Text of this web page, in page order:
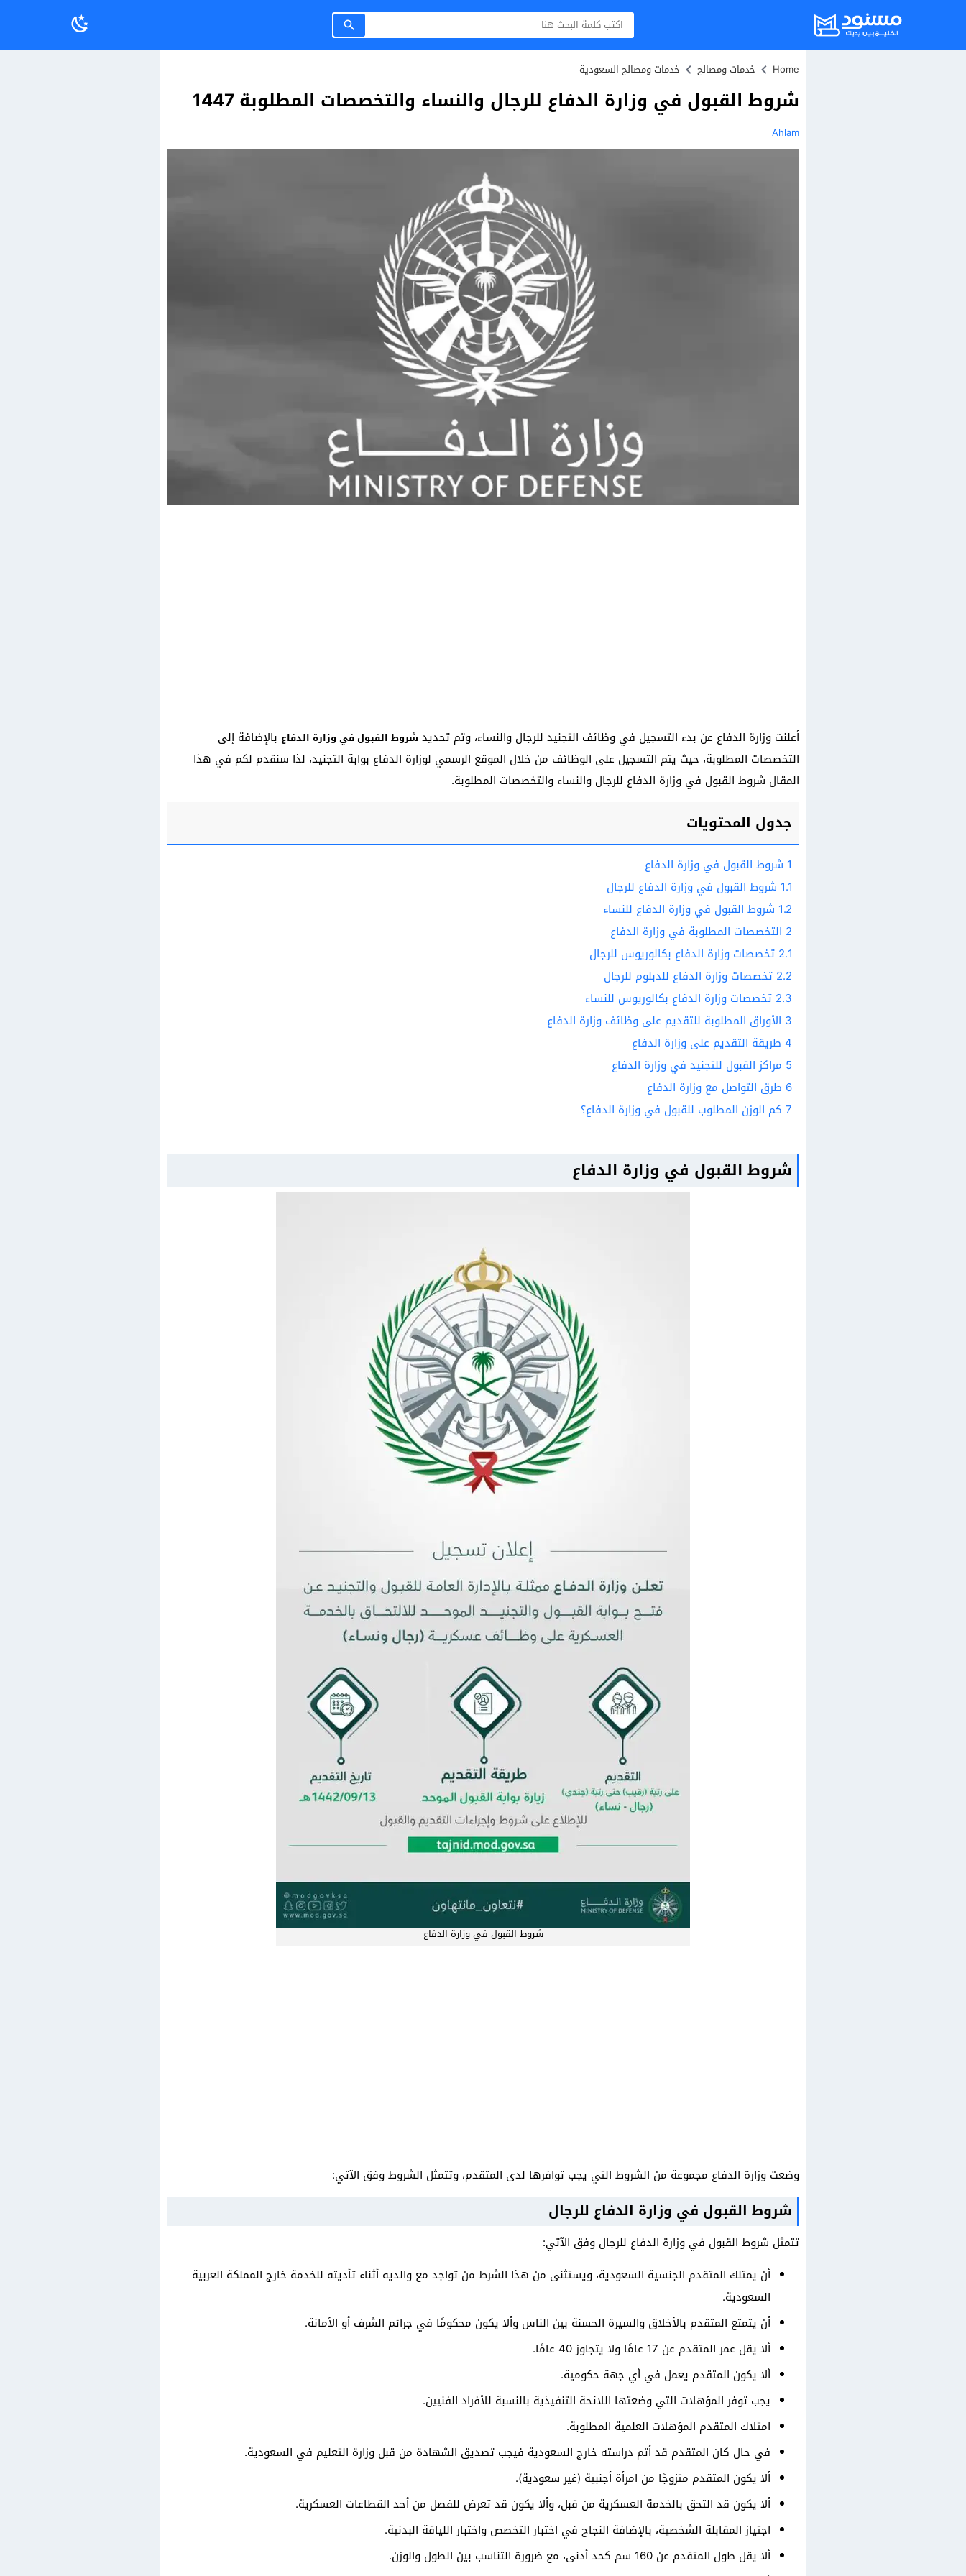
Home خدمات ومصالح خدمات ومصالح السعودية
شروط القبول في وزارة الدفاع للرجال والنساء والتخصصات المطلوبة 1447
Ahlam
أعلنت وزارة الدفاع عن بدء التسجيل في وظائف التجنيد للرجال والنساء، وتم تحديد شروط القبول في وزارة الدفاع بالإضافة إلى
التخصصات المطلوبة، حيث يتم التسجيل على الوظائف من خلال الموقع الرسمي لوزارة الدفاع بوابة التجنيد، لذا سنقدم لكم في هذا
المقال شروط القبول في وزارة الدفاع للرجال والنساء والتخصصات المطلوبة.
جدول المحتويات
1 شروط القبول في وزارة الدفاع
1.1 شروط القبول في وزارة الدفاع للرجال
1.2 شروط القبول في وزارة الدفاع للنساء
2 التخصصات المطلوبة في وزارة الدفاع
2.1 تخصصات وزارة الدفاع بكالوريوس للرجال
2.2 تخصصات وزارة الدفاع للدبلوم للرجال
2.3 تخصصات وزارة الدفاع بكالوريوس للنساء
3 الأوراق المطلوبة للتقديم على وظائف وزارة الدفاع
4 طريقة التقديم على وزارة الدفاع
5 مراكز القبول للتجنيد في وزارة الدفاع
6 طرق التواصل مع وزارة الدفاع
7 كم الوزن المطلوب للقبول في وزارة الدفاع؟
شروط القبول في وزارة الدفاع
شروط القبول في وزارة الدفاع
وضعت وزارة الدفاع مجموعة من الشروط التي يجب توافرها لدى المتقدم، وتتمثل الشروط وفق الآتي:
شروط القبول في وزارة الدفاع للرجال
تتمثل شروط القبول في وزارة الدفاع للرجال وفق الآتي:
أن يمتلك المتقدم الجنسية السعودية، ويستثنى من هذا الشرط من تواجد مع والديه أثناء تأديته للخدمة خارج المملكة العربية
السعودية.
أن يتمتع المتقدم بالأخلاق والسيرة الحسنة بين الناس وألا يكون محكومًا في جرائم الشرف أو الأمانة.
ألا يقل عمر المتقدم عن 17 عامًا ولا يتجاوز 40 عامًا.
ألا يكون المتقدم يعمل في أي جهة حكومية.
يجب توفر المؤهلات التي وضعتها اللائحة التنفيذية بالنسبة للأفراد الفنيين.
امتلاك المتقدم المؤهلات العلمية المطلوبة.
في حال كان المتقدم قد أتم دراسته خارج السعودية فيجب تصديق الشهادة من قبل وزارة التعليم في السعودية.
ألا يكون المتقدم متزوجًا من امرأة أجنبية (غير سعودية).
ألا يكون قد التحق بالخدمة العسكرية من قبل، وألا يكون قد تعرض للفصل من أحد القطاعات العسكرية.
اجتياز المقابلة الشخصية، بالإضافة النجاح في اختبار التخصص واختبار اللياقة البدنية.
ألا يقل طول المتقدم عن 160 سم كحد أدنى، مع ضرورة التناسب بين الطول والوزن.